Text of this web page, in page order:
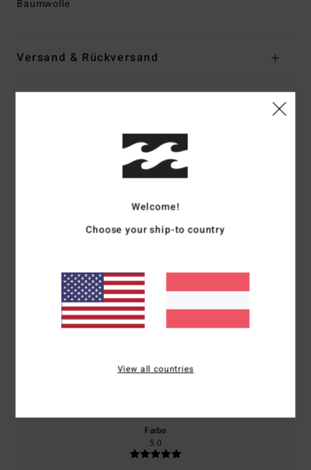
Baumwolle
Versand & Rückversand
Kundenbewertungen
Durchschnittliche Bewertung
1.0
0% unserer Kunden empfehlen dieses Produkt
Komfort
2.0
Preis-Leistungs-Verhältnis
Farbe
5.0
Welcome!
Choose your ship-to country
View all countries